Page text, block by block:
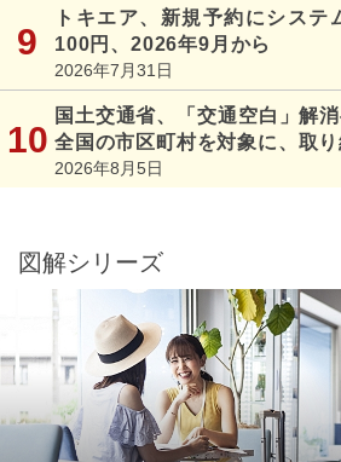
トキエア、新規予約にシステ
100円、2026年9月から
2026年7月31日
国土交通省、「交通空白」解
全国の市区町村を対象に、取り
2026年8月5日
図解シリーズ